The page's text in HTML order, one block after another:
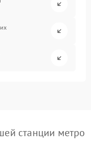
станции метро